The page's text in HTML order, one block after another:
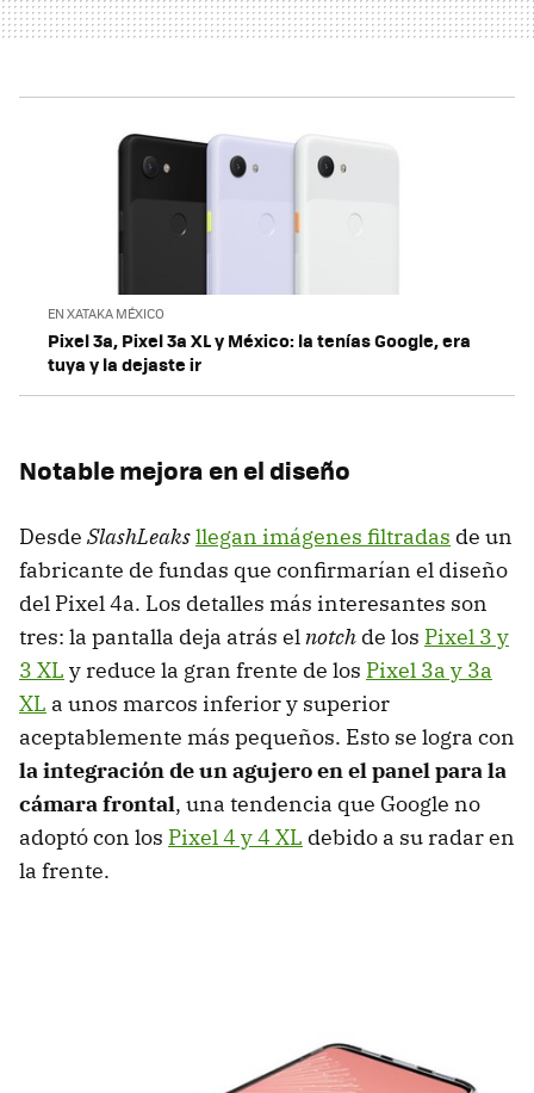
EN XATAKA MÉXICO
Pixel 3a, Pixel 3a XL y México: la tenías Google, era
tuya y la dejaste ir
Notable mejora en el diseño
Desde SlashLeaksllegan imágenes filtradas de un
fabricante de fundas que confirmarían el diseño
del Pixel 4a. Los detalles más interesantes son
tres: la pantalla deja atrás el notch de los Pixel 3 y
3 XL y reduce la gran frente de los Pixel 3a y 3a
XL a unos marcos inferior y superior
aceptablemente más pequeños. Esto se logra con
la integración de un agujero en el panel para la
cámara frontal, una tendencia que Google no
adoptó con los Pixel 4 y 4 XL debido a su radar en
la frente.